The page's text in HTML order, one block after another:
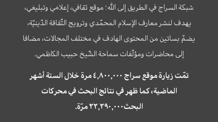
شبكة السراج في الطريق إلى الله؛ موقع ثقافي، إعلامي وتبليغي،
يهدف لنشر معارف الإسلام المحمّدي وترويج الثّقافة الدّينيّة،
يضمّ بساتين من المحتوى الهادف في مختلف المجالات، مضافا
إلى محاضرات ومؤلّفات سماحة الشّيخ حبيب الكاظمي.
تمّت زيارة موقع سراج ٤,٨٠٠,٠٠٠ مرة خلال الستة أشهر
الماضية، كما ظهر في نتائج البحث في محركات
البحث٢٢,٢٩٠,٠٠٠ مرّة.